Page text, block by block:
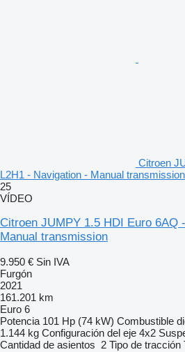
Citroen
L2H1 - Navigation - Manual
25
VÍDEO
Citroen JUMPY 1.5 HDI Euro 6AQ
Manual transmission
9.950 € Sin IVA
Furgón
2021
161.201 km
Euro 6
Potencia 101 Hp (74 kW) Combustible
1.144 kg Configuración del eje 4x2
Cantidad de asientos 2 Tipo de tracción